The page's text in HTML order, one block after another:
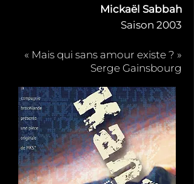
Mickaël Sabbah
Saison 2003
« Mais qui sans amour existe ? »
Serge Gainsbourg